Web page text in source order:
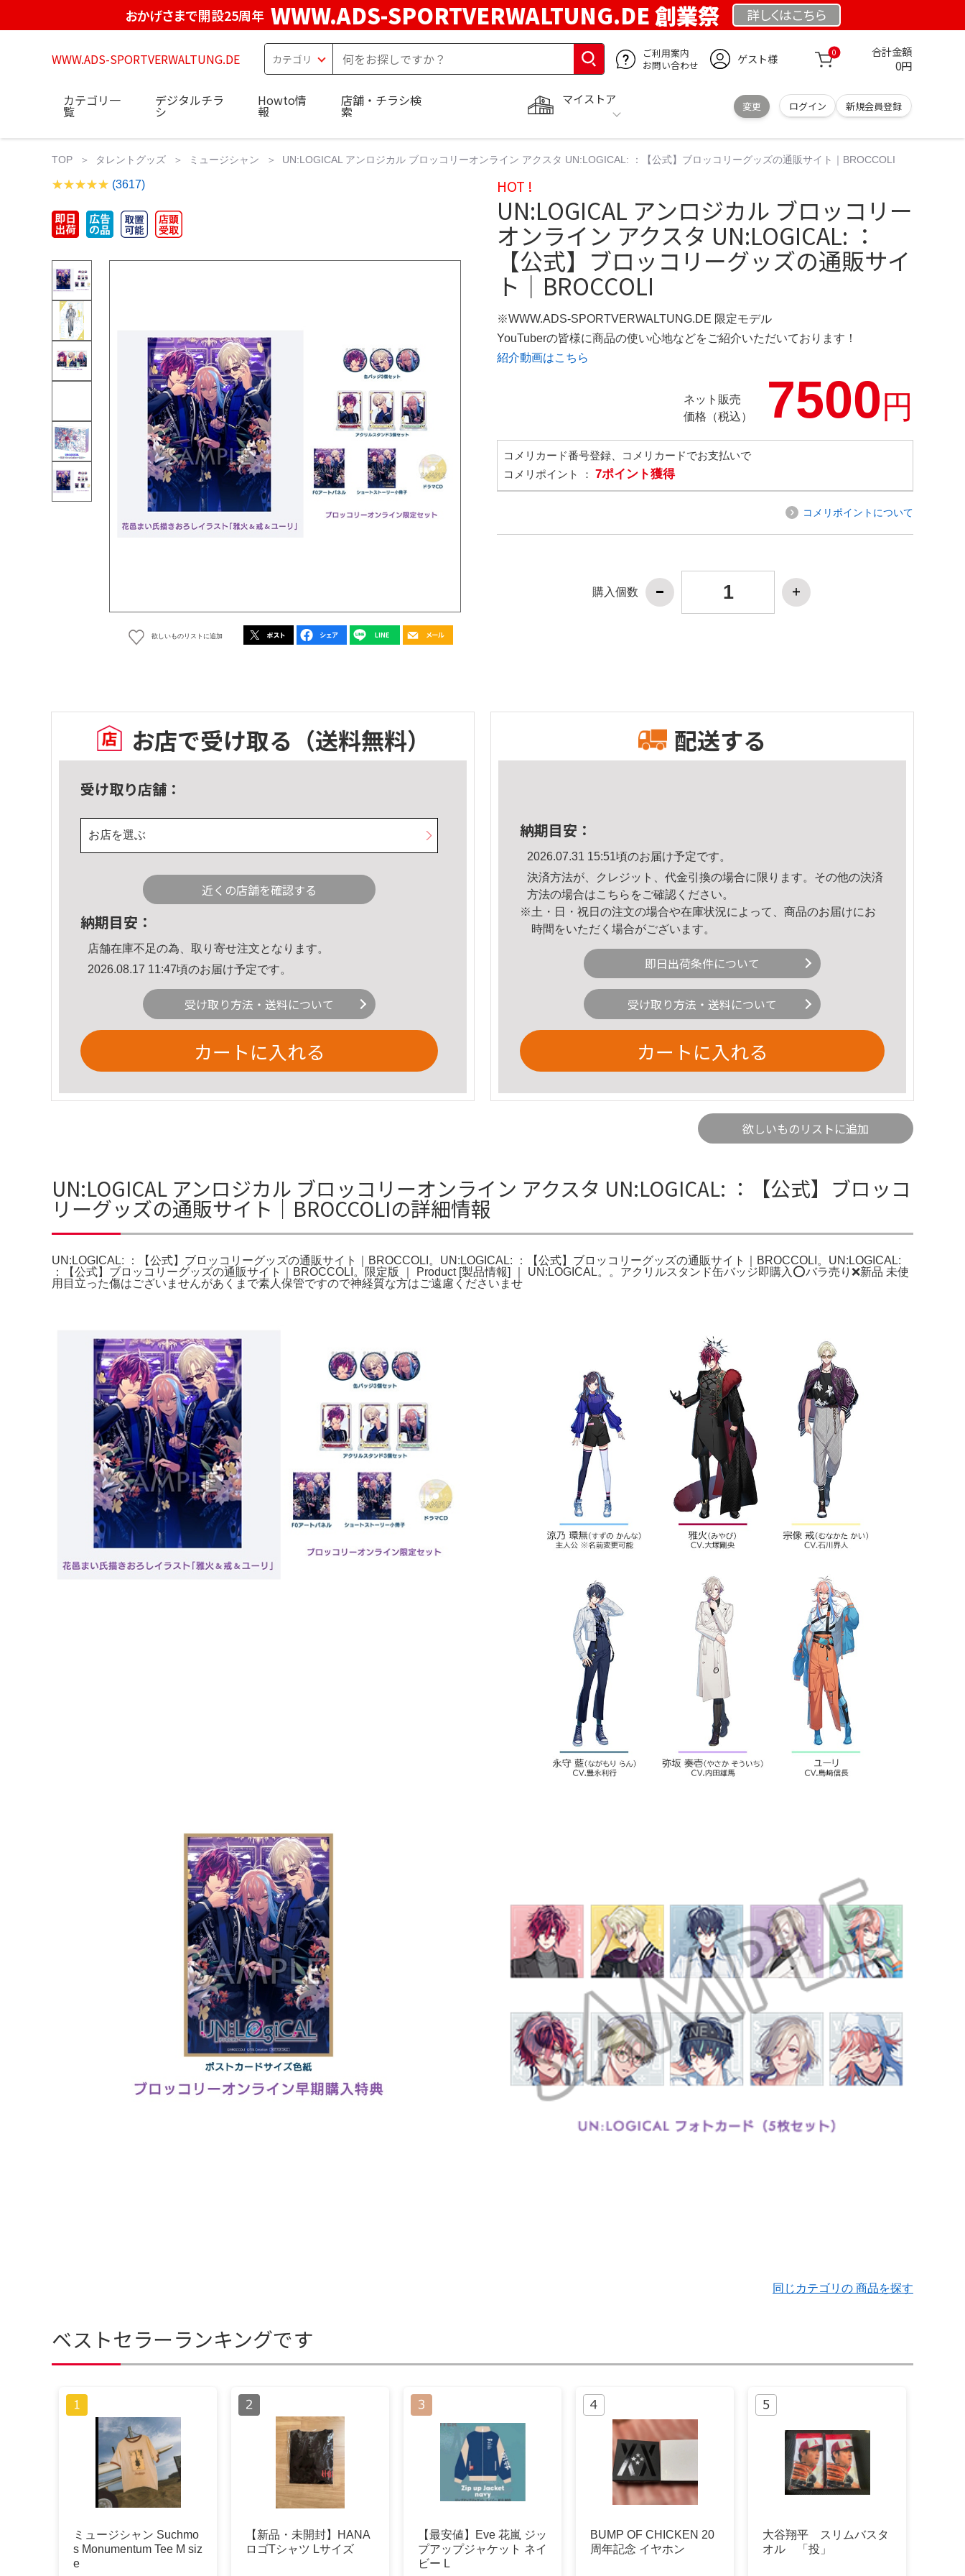
おかげさまで開設25周年 WWW.ADS-SPORTVERWALTUNG.DE 創業祭 詳しくはこちら
WWW.ADS-SPORTVERWALTUNG.DE
ご利用案内
お問い合わせ
ゲスト様 0 合計金額
0円
マイストア
変更 ログイン 新規会員登録
カテゴリ一
覧
デジタルチラ
シ
Howto情
報
店舗・チラシ検
索
TOP タレントグッズ ミュージシャン UN:LOGICAL アンロジカル ブロッコリーオンライン アクスタ UN:LOGICAL: ：【公式】ブロッコリーグッズの通販サイト｜BROCCOLI
(3617)
欲しいものリストに追加
HOT !
UN:LOGICAL アンロジカル ブロッコリー
オンライン アクスタ UN:LOGICAL: ：
【公式】ブロッコリーグッズの通販サイ
ト｜BROCCOLI
※WWW.ADS-SPORTVERWALTUNG.DE 限定モデル
YouTuberの皆様に商品の使い心地などをご紹介いただいております！
紹介動画はこちら
ネット販売
価格（税込）
7500円
コメリカード番号登録、コメリカードでお支払いで
コメリポイント ： 7ポイント獲得
コメリポイントについて
購入個数
お店で受け取る （送料無料）
受け取り店舗：
お店を選ぶ
近くの店舗を確認する
納期目安：
店舗在庫不足の為、取り寄せ注文となります。
2026.08.17 11:47頃のお届け予定です。
受け取り方法・送料について
カートに入れる
配送する
納期目安：
2026.07.31 15:51頃のお届け予定です。
決済方法が、クレジット、代金引換の場合に限ります。その他の決済
方法の場合はこちら をご確認ください。
※土・日・祝日の注文の場合や在庫状況によって、商品のお届けにお
時間をいただく場合がございます。
即日出荷条件について
受け取り方法・送料について
カートに入れる
欲しいものリストに追加
UN:LOGICAL アンロジカル ブロッコリーオンライン アクスタ UN:LOGICAL: ：【公式】ブロッコ
リーグッズの通販サイト｜BROCCOLIの詳細情報
UN:LOGICAL: ：【公式】ブロッコリーグッズの通販サイト｜BROCCOLI。UN:LOGICAL: ：【公式】ブロッコリーグッズの通販サイト｜BROCCOLI。UN:LOGICAL:
：【公式】ブロッコリーグッズの通販サイト｜BROCCOLI。限定版 ｜ Product [製品情報] ｜ UN:LOGICAL。。アクリルスタンド缶バッジ即購入⭕️バラ売り❌新品 未使
用目立った傷はございませんがあくまで素人保管ですので神経質な方はご遠慮くださいませ
同じカテゴリの 商品を探す
ベストセラーランキングです
ミュージシャン Suchmo
s Monumentum Tee M siz
e
【新品・未開封】HANA
ロゴTシャツ Lサイズ
【最安値】Eve 花嵐 ジッ
プアップジャケット ネイ
ビー L
BUMP OF CHICKEN 20
周年記念 イヤホン
大谷翔平 スリムバスタ
オル 「投」